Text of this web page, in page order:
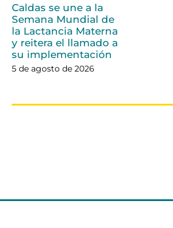
Caldas se une a la
Semana Mundial de
la Lactancia Materna
y reitera el llamado a
su implementación
5 de agosto de 2026